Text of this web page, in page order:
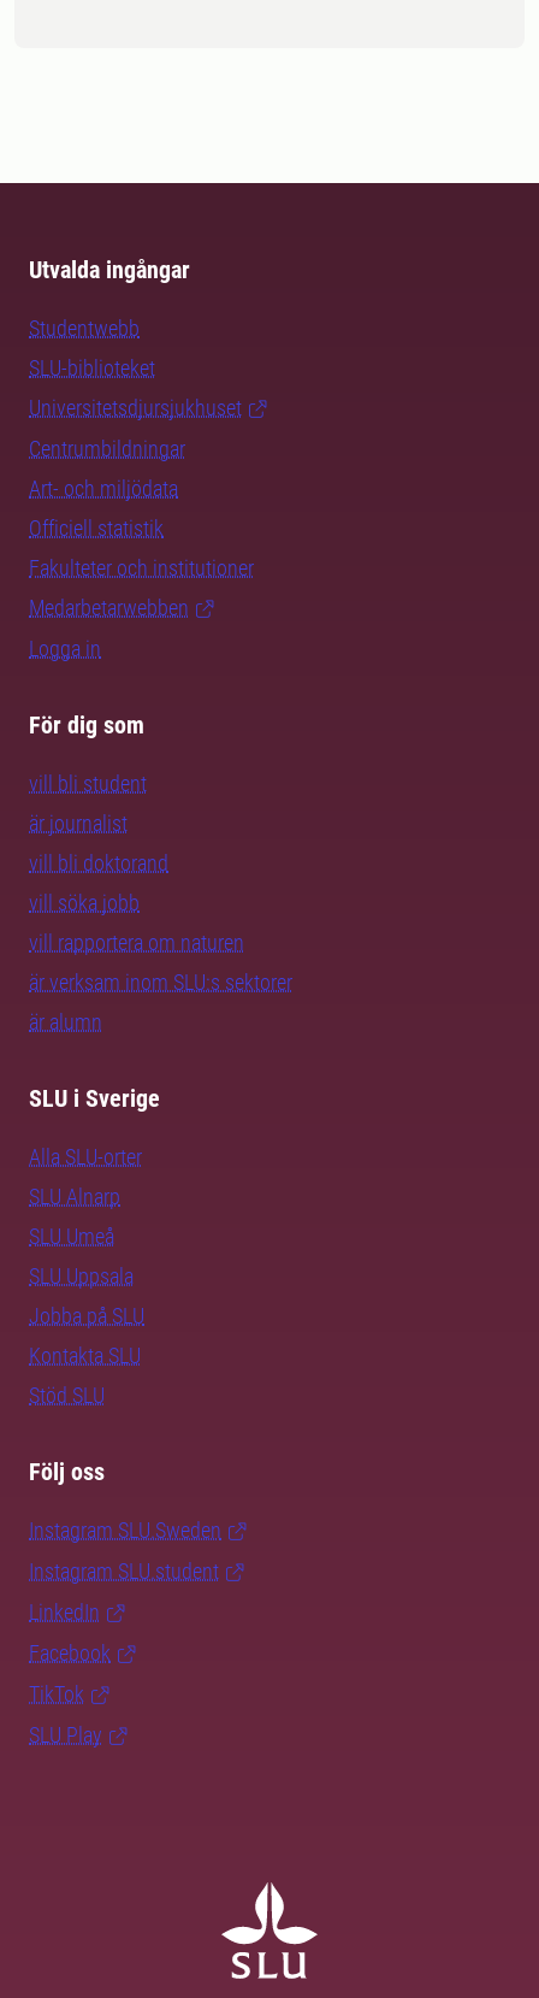
Utvalda ingångar
Studentwebb
SLU-biblioteket
Universitetsdjursjukhuset
Centrumbildningar
Art- och miljödata
Officiell statistik
Fakulteter och institutioner
Medarbetarwebben
Logga in
För dig som
vill bli student
är journalist
vill bli doktorand
vill söka jobb
vill rapportera om naturen
är verksam inom SLU:s sektorer
är alumn
SLU i Sverige
Alla SLU-orter
SLU Alnarp
SLU Umeå
SLU Uppsala
Jobba på SLU
Kontakta SLU
Stöd SLU
Följ oss
Instagram SLU.Sweden
Instagram SLU.student
LinkedIn
Facebook
TikTok
SLU Play